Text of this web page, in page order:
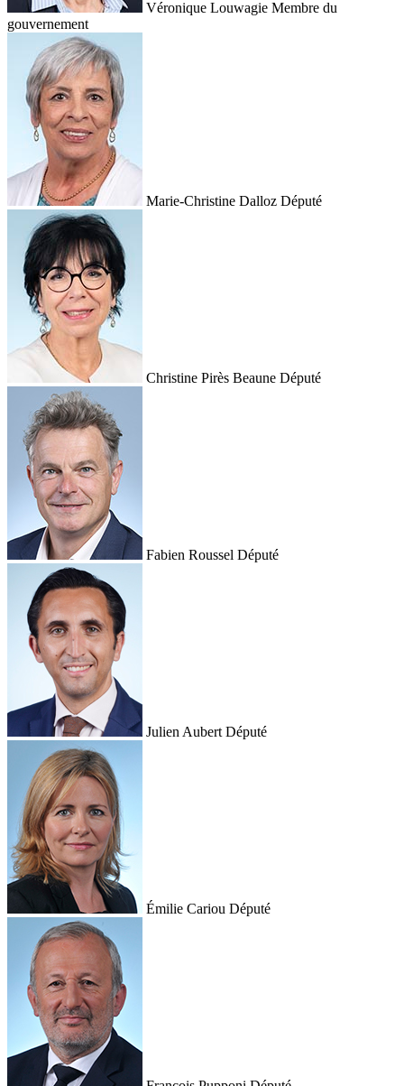
Véronique Louwagie Membre du
gouvernement
Marie-Christine Dalloz Député
Christine Pirès Beaune Député
Fabien Roussel Député
Julien Aubert Député
Émilie Cariou Député